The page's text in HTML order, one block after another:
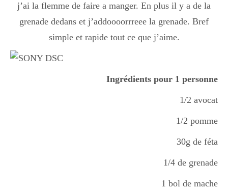
plats
Mes amis en cuisine
j’ai la flemme de faire a manger. En plus il y a de la
grenade dedans et j’addoooorrreee la grenade. Bref
simple et rapide tout ce que j’aime.
Ingrédients pour 1 personne
1/2 avocat
1/2 pomme
30g de féta
1/4 de grenade
1 bol de mache